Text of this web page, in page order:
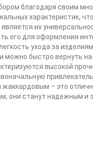
благодаря своим
характеристик,
их
его для оформления
ухода за
можно быстро вернуть
высокой
– это
они станут надежным